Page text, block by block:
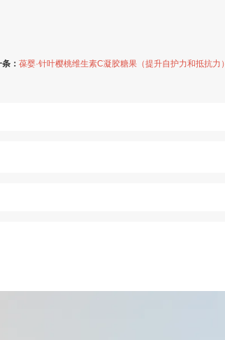
： 葆婴·针叶樱桃维生素C凝胶糖果（提升自护力和抵抗力）